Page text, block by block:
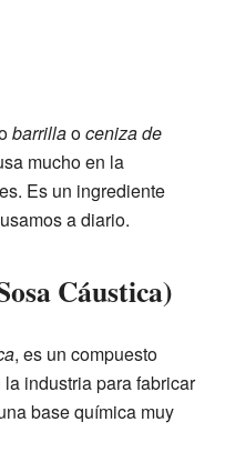
barrillaoceniza de
mucho en la
Es un ingrediente
a diario.
Cáustica)
, es un compuesto
industria para fabricar
base química muy